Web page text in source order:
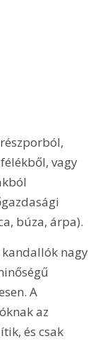
vagy
búza, árpa).
kandallók nagy
A
az
és csak